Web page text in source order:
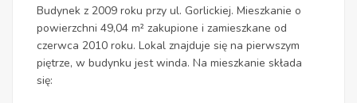
Budynek z 2009 roku przy ul. Gorlickiej. Mieszkanie o
powierzchni 49,04 m² zakupione i zamieszkane od
czerwca 2010 roku. Lokal znajduje się na pierwszym
piętrze, w budynku jest winda. Na mieszkanie składa
się: